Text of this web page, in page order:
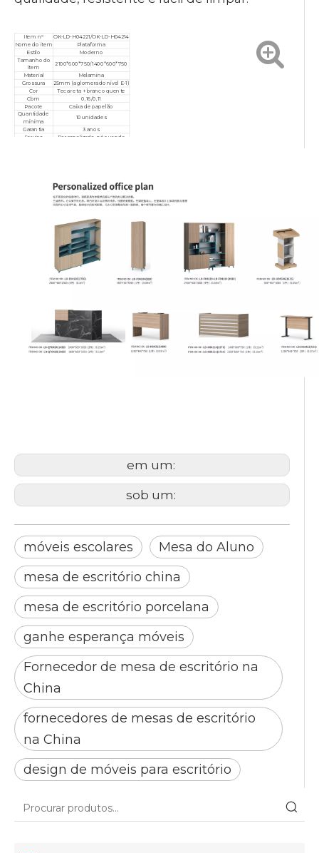
Item nº
OK-LD-H04221/OK-LD-H04214
Nome do item
Plataforma
Estilo
Moderno
Tamanho do
item
2100*600*750/1400*600*750
Material Melamina
Grossura 25mm (aglomerado nível E-1)
Cor Teca reta + branco quente
Cbm 0,16/0,11
Pacote Caixa de papelão
Quantidade
mínima
10 unidades
Garantia
3 anos
Serviço Personalizado, pós-venda
em um:
sob um:
móveis escolares
Mesa do Aluno
mesa de escritório china
mesa de escritório porcelana
ganhe esperança móveis
Fornecedor de mesa de escritório na
China
fornecedores de mesas de escritório
na China
design de móveis para escritório